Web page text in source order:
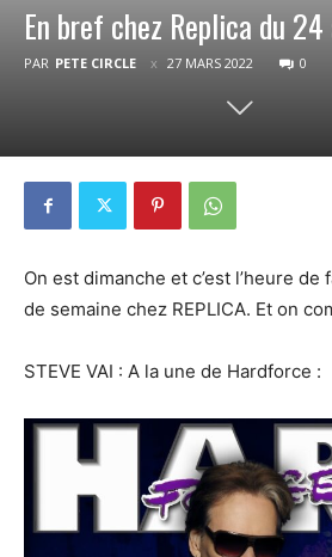
En bref chez Replica du
PAR PETE CIRCLE 27 MARS 2022 0
On est dimanche et c’est l’heure
de semaine chez REPLICA. Et on
STEVE VAI : A la une de Hardforce :